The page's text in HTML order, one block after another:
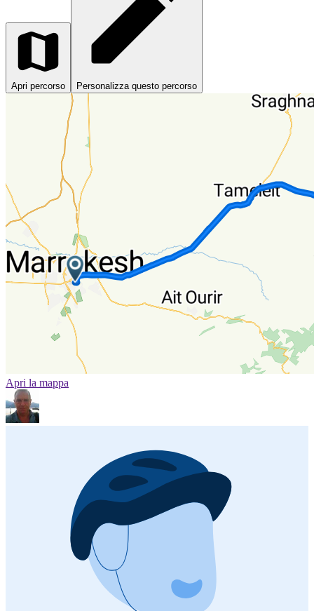
Apri percorso Personalizza questo percorso
Apri la mappa